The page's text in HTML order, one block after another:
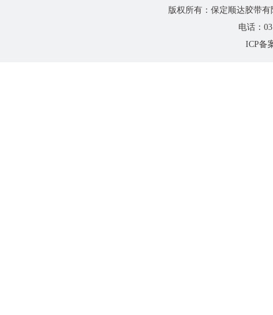
版权所有：保定顺达胶带
电话：
ICP备